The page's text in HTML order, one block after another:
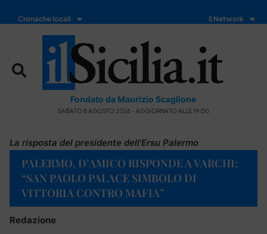
Cronache locali Il Network
Fondato da Maurizio Scaglione
SABATO 8 AGOSTO 2026 - AGGIORNATO ALLE 19:00
La risposta del presidente dell'Ersu Palermo
PALERMO, D’AMICO RISPONDE A VARCHI:
“SAN PAOLO PALACE SIMBOLO DI
VITTORIA CONTRO MAFIA”
Redazione